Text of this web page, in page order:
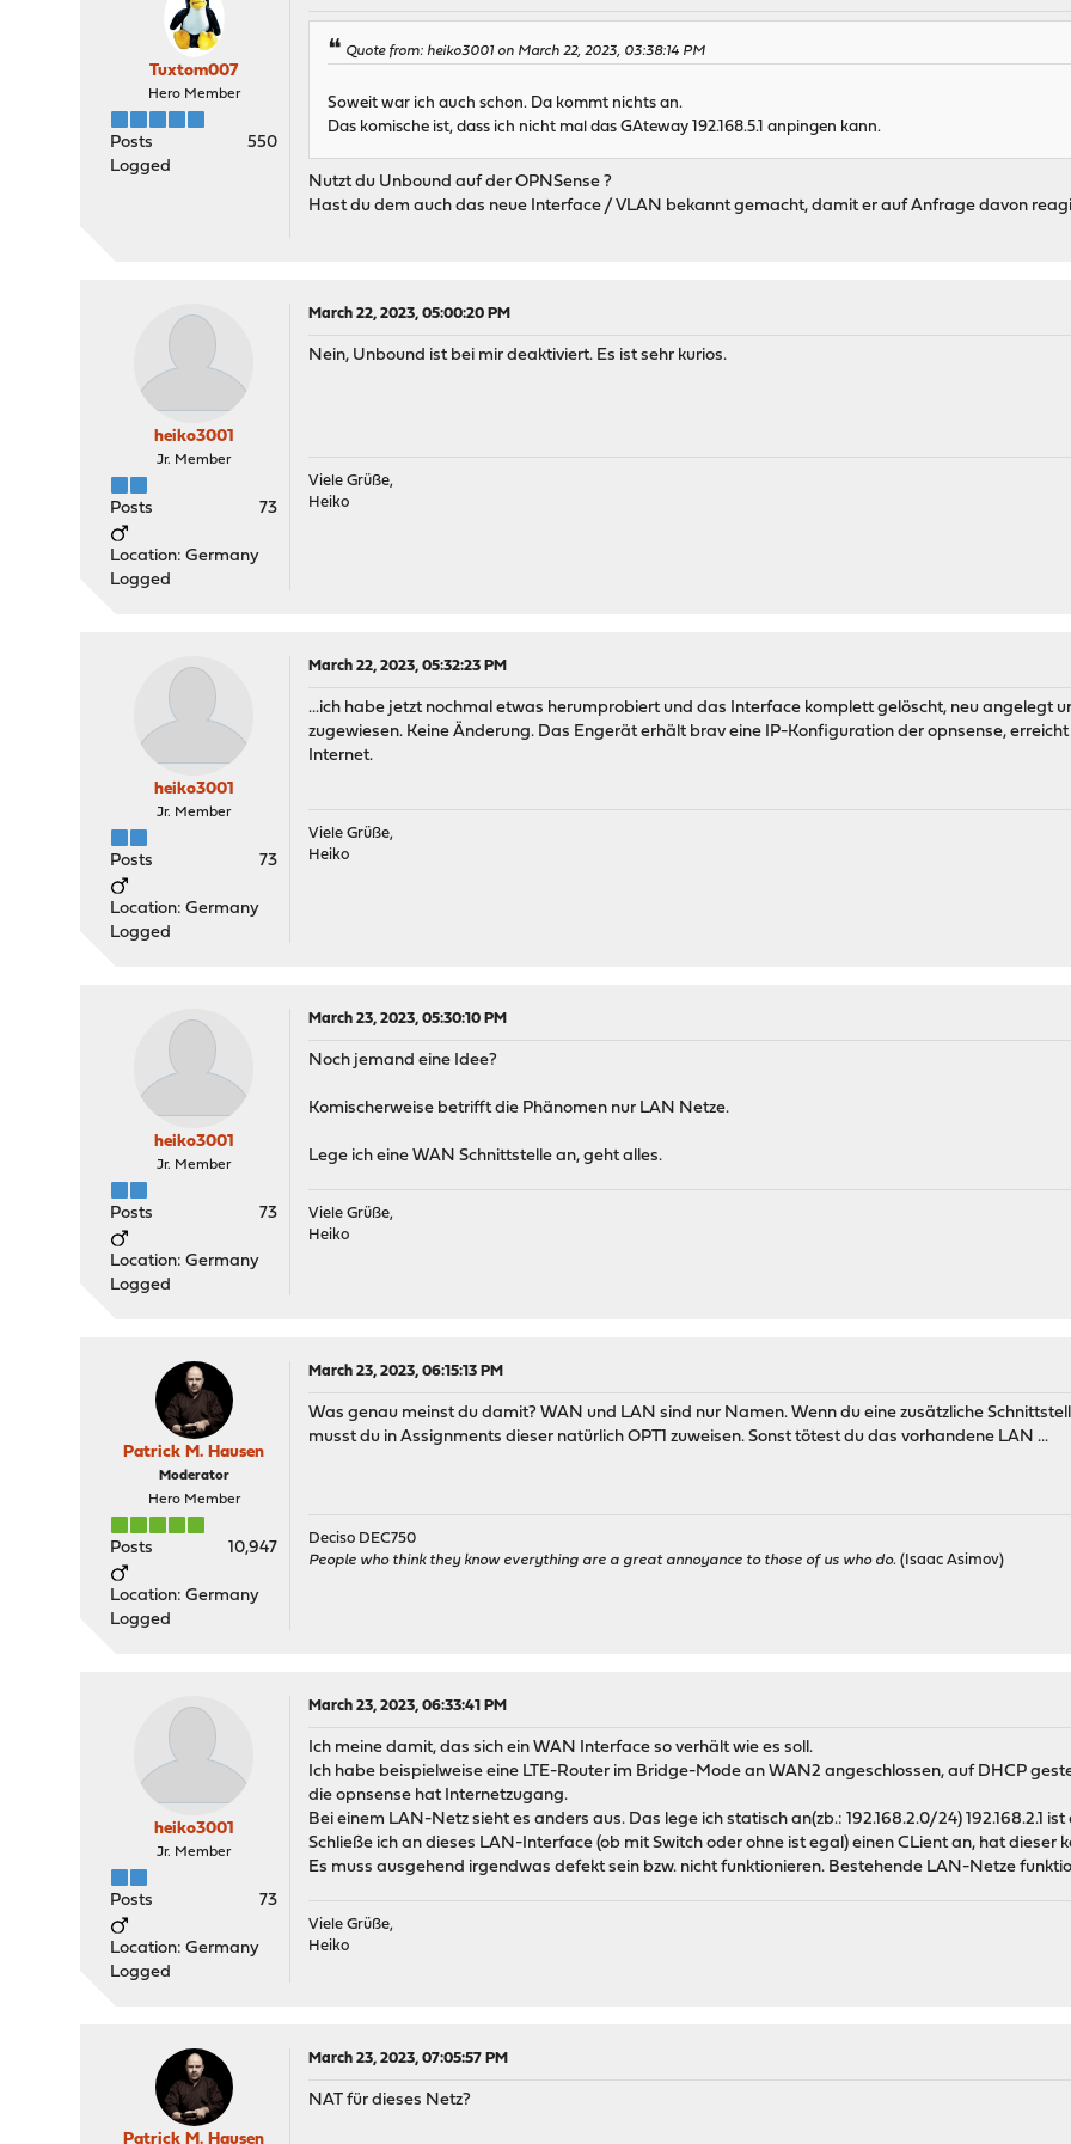
Tuxtom007
Hero Member
Posts
550
Logged
Quote from: heiko3001 on March 22, 2023, 03:38:14 PM
Soweit war ich auch schon. Da kommt nichts an.
Das komische ist, dass ich nicht mal das GAteway 192.168.5.1 anpingen kann.
Nutzt du Unbound auf der OPNSense ?
Hast du dem auch das neue Interface / VLAN bekannt gemacht, damit er auf Anfrage davon
heiko3001
Jr. Member
Posts 73
Location: Germany
Logged
March 22, 2023, 05:00:20 PM
Nein, Unbound ist bei mir deaktiviert. Es ist sehr kurios.
Viele Grüße,
Heiko
heiko3001
Jr. Member
Posts 73
Location: Germany
Logged
March 22, 2023, 05:32:23 PM
...ich habe jetzt nochmal etwas herumprobiert und das Interface komplett gelöscht, neu angelegt
zugewiesen. Keine Änderung. Das Engerät erhält brav eine IP-Konfiguration der opnsense,
Internet.
Viele Grüße,
Heiko
heiko3001
Jr. Member
Posts 73
Location: Germany
Logged
March 23, 2023, 05:30:10 PM
Noch jemand eine Idee?
Komischerweise betrifft die Phänomen nur LAN Netze.
Lege ich eine WAN Schnittstelle an, geht alles.
Viele Grüße,
Heiko
Patrick M. Hausen
Moderator
Hero Member
Posts 10,947
Location: Germany
Logged
March 23, 2023, 06:15:13 PM
Was genau meinst du damit? WAN und LAN sind nur Namen. Wenn du eine zusätzliche
musst du in Assignments dieser natürlich OPT1 zuweisen. Sonst tötest du das vorhandene LAN ...
Deciso DEC750
People who think they know everything are a great annoyance to those of us who do. (Isaac Asimov)
heiko3001
Jr. Member
Posts 73
Location: Germany
Logged
March 23, 2023, 06:33:41 PM
Ich meine damit, das sich ein WAN Interface so verhält wie es soll.
Ich habe beispielweise eine LTE-Router im Bridge-Mode an WAN2 angeschlossen, auf DHCP
die opnsense hat Internetzugang.
Bei einem LAN-Netz sieht es anders aus. Das lege ich statisch an(zb.: 192.168.2.0/24) 192.168.2.1
Schließe ich an dieses LAN-Interface (ob mit Switch oder ohne ist egal) einen CLient an, hat
Es muss ausgehend irgendwas defekt sein bzw. nicht funktionieren. Bestehende LAN-Netze
Viele Grüße,
Heiko
Patrick M. Hausen
March 23, 2023, 07:05:57 PM
NAT für dieses Netz?